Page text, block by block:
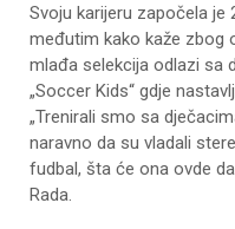
Svoju karijeru započela je
međutim kako kaže zbog
mlađa selekcija odlazi sa
„Soccer Kids“ gdje
„Trenirali smo sa
naravno da su vladali
fudbal, šta će ona ovde
Rada.